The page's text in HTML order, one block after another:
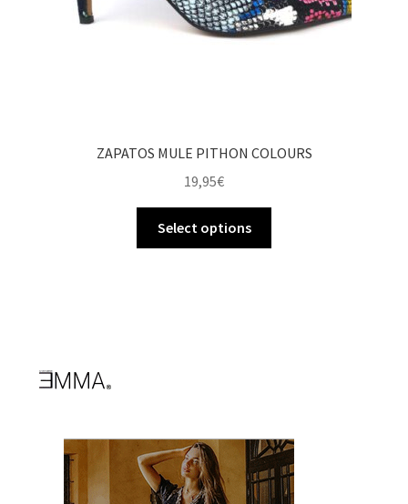
ZAPATOS MULE PITHON COLOURS
19,95€
Select options